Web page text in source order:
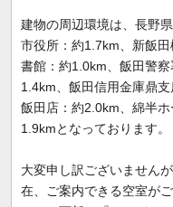
建物の周辺環境は、長野
市役所：約1.7km、新飯
書館：約1.0km、飯田警
1.4km、飯田信用金庫鼎
飯田店：約2.0km、綿半
1.9kmとなっております。
大変申し訳ございません
在、ご案内できる空室がご